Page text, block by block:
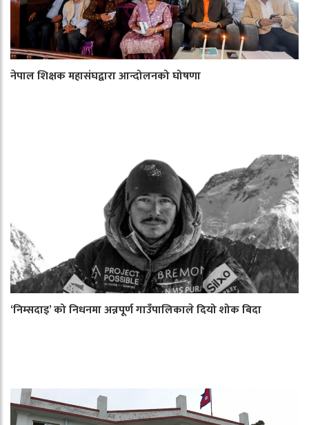
नेपाल शिक्षक महासंघद्वारा आन्दोलनको घोषणा
‘निम्सदाइ’ को निधनमा अन्नपूर्ण गाउँपालिकाले दियो शोक बिदा